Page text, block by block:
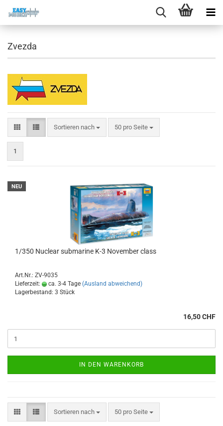
Zvezda
Sortieren nach
Sortieren nach 50 pro Seite
pro Seite
1
NEU
1/350 Nuclear submarine K-3 November class
Art.Nr.: ZV-9035
Lieferzeit:
ca. 3-4 Tage (Ausland abweichend)
Lagerbestand: 3 Stück
16,50 CHF
IN DEN WARENKORB
Sortieren nach
Sortieren nach 50 pro Seite
pro Seite